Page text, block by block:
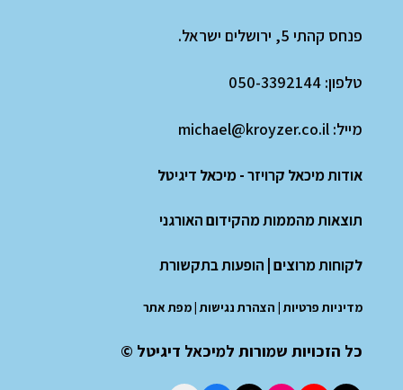
פנחס קהתי 5, ירושלים ישראל.
טלפון: 050-3392144
מייל: michael@kroyzer.co.il
אודות מיכאל קרויזר - מיכאל דיגיטל
תוצאות מהממות מהקידום האורגני
לקוחות מרוצים הופעות בתקשורת
מדיניות פרטיות| הצהרת נגישות| מפת אתר
כל הזכויות שמורות למיכאל דיגיטל ©